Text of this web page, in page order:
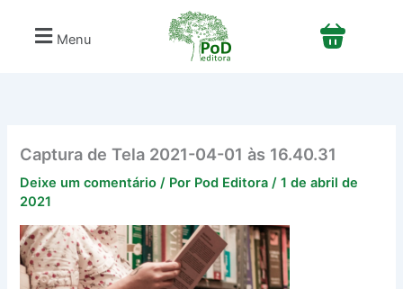
Menu
Captura de Tela 2021-04-01 às 16.40.31
Deixe um comentário / Por Pod Editora/1 de abril de
2021